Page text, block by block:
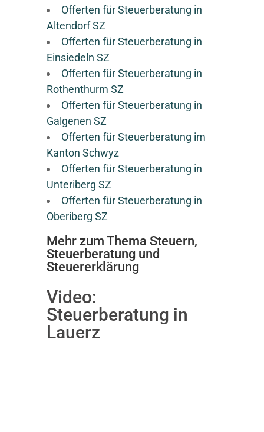
Offerten für Steuerberatung in
Altendorf SZ
Offerten für Steuerberatung in
Einsiedeln SZ
Offerten für Steuerberatung in
Rothenthurm SZ
Offerten für Steuerberatung in
Galgenen SZ
Offerten für Steuerberatung im
Kanton Schwyz
Offerten für Steuerberatung in
Unteriberg SZ
Offerten für Steuerberatung in
Oberiberg SZ
Mehr zum Thema Steuern,
Steuerberatung und
Steuererklärung
Video:
Steuerberatung in
Lauerz